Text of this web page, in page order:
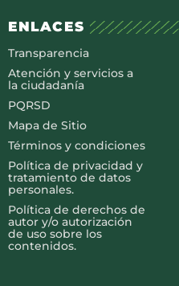
ENLACES
Transparencia
Atención y servicios a
la ciudadanía
PQRSD
Mapa de Sitio
Términos y condiciones
Política de privacidad y
tratamiento de datos
personales.
Política de derechos de
autor y/o autorización
de uso sobre los
contenidos.